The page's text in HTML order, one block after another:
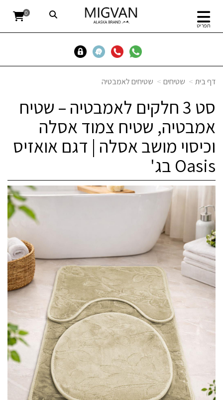
תפריט
0
דף בית שטיחים שטיחים לאמבטיה
סט 3 חלקים לאמבטיה – שטיח
אמבטיה, שטיח צמוד אסלה
וכיסוי מושב אסלה | דגם אואזיס
Oasis בג'